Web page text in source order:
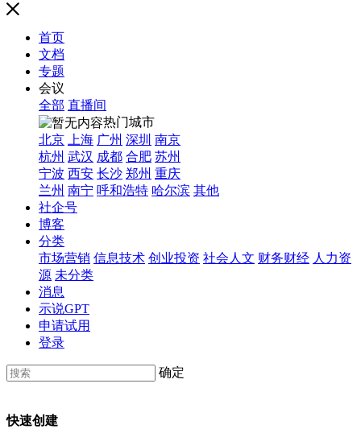
首页
文档
专题
会议
全部 直播间
热门城市
北京
上海 广州 深圳 南京
杭州 武汉 成都 合肥 苏州
宁波 西安 长沙 郑州 重庆
兰州 南宁 呼和浩特 哈尔滨 其他
社企号
博客
分类
市场营销 信息技术 创业投资 社会人文 财务财经 人力资
源 未分类
消息
示说GPT
申请试用
登录
确定
快速创建